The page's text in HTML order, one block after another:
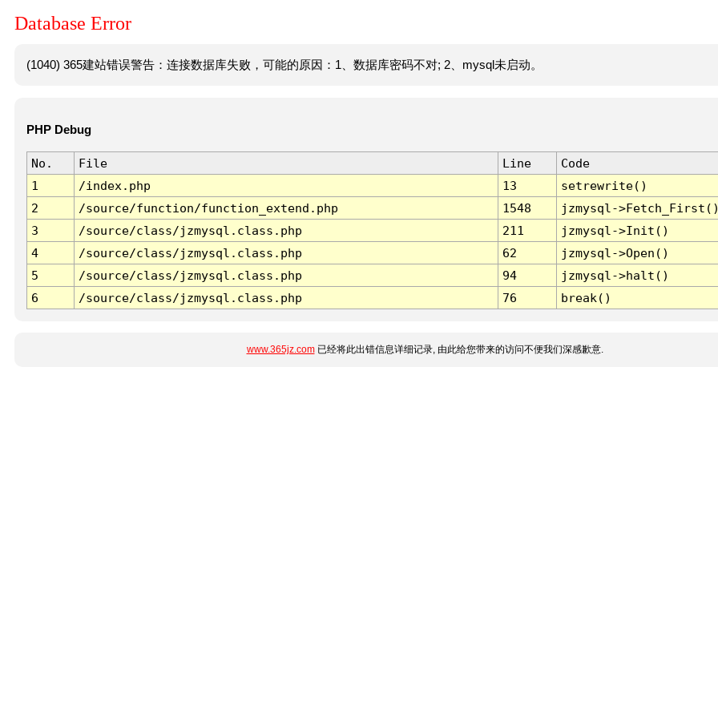
Database Error
(1040) 365建站错误警告：连接数据库失败，可能的原因：1、数据库密码不对; 2、mysql未启动。
PHP Debug
No. File Line
Code
1
/index.php 13
setrewrite()
2
/source/function/function_extend.php 1548
jzmysql-
3
/source/class/jzmysql.class.php 211
jzmysql->Init()
4
/source/class/jzmysql.class.php 62
jzmysql->Open()
5
/source/class/jzmysql.class.php 94
jzmysql->halt()
6
/source/class/jzmysql.class.php 76 break()
www.365jz.com已经将此出错信息详细记录, 由此给您带来的访问不便我们深感歉意.